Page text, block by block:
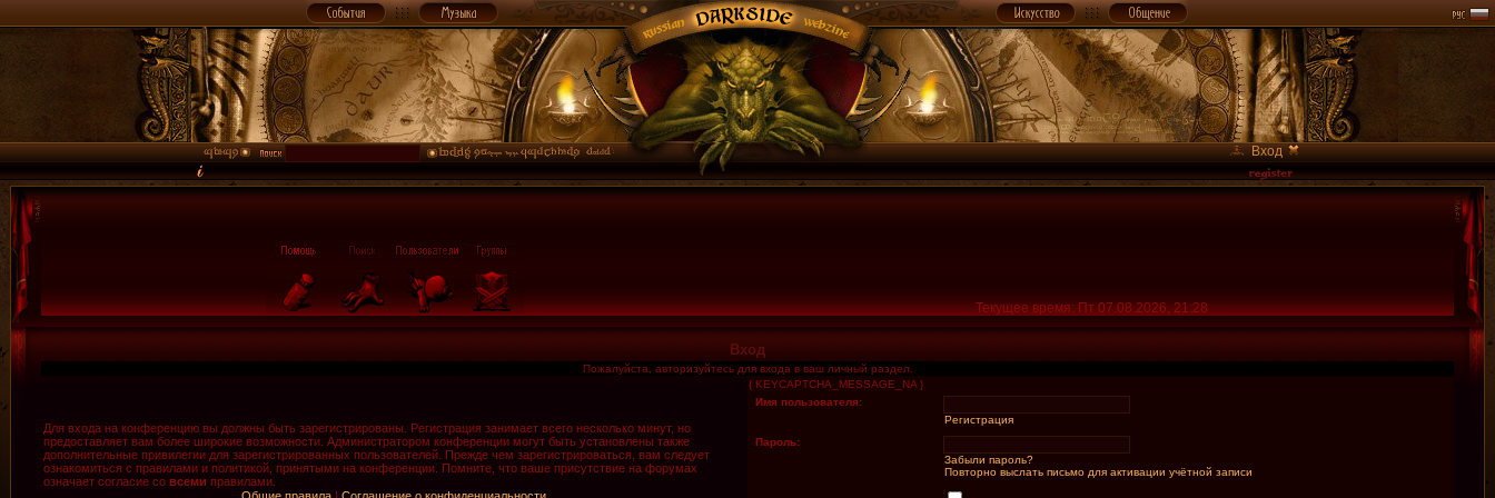
Вход
Текущее время: Пт 07.08.2026, 21:28
Вход
Пожалуйста, авторизуйтесь для входа в ваш личный раздел.
Для входа на конференцию вы должны быть зарегистрированы. Регистрация занимает всего несколько минут, но
предоставляет вам более широкие возможности. Администратором конференции могут быть установлены также
дополнительные привилегии для зарегистрированных пользователей. Прежде чем зарегистрироваться, вам следует
ознакомиться с правилами и политикой, принятыми на конференции. Помните, что ваше присутствие на форумах
означает согласие со всеми правилами.
{ KEYCAPTCHA_MESSAGE_NA }
Имя пользователя:
Регистрация
Пароль:
Забыли пароль?
Повторно выслать письмо для активации учётной записи